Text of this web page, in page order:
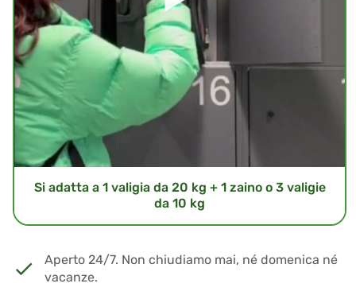
Si adatta a 1 valigia da 20 kg + 1 zaino o 3 valigie
da 10 kg
Aperto 24/7. Non chiudiamo mai, né domenica né
vacanze.